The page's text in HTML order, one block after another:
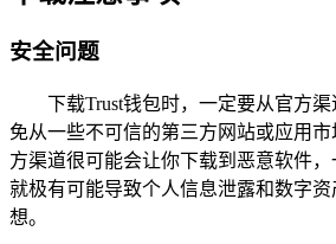
安全问题
下载Trust钱包时，一定要从官方
免从一些不可信的第三方网站或应用
方渠道很可能会让你下载到恶意软件，
就极有可能导致个人信息泄露和数字
想。